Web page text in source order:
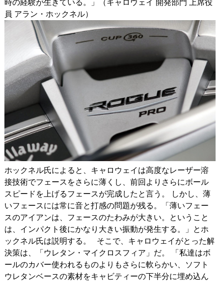
時の経験が生きている。」（キャロウェイ 開発部門 上席役
員 アラン・ホックネル）
ホックネル氏によると、キャロウェイは高度なレーザー溶
接技術でフェースをさらに薄くし、前回よりさらにボール
スピードを上げるフェースが完成したと言う。 しかし、薄
いフェースには常に音と打感の問題が残る。「薄いフェー
スのアイアンは、フェースのたわみが大きい。ということ
は、インパクト後にかなり大きい振動が発生する。」とホ
ックネル氏は説明する。 そこで、キャロウェイがとった解
決策は、「ウレタン・マイクロスフィア」だ。 「私達はボ
ールのカバー使われるものよりもさらに軟らかい、ソフト
ウレタンベースの素材をキャビティーの下半分に埋め込ん